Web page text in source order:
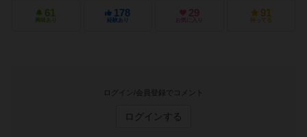
61
興味あり
178
経験あり
29
お気に入り
91
持ってる
ログイン/会員登録でコメント
ログインする